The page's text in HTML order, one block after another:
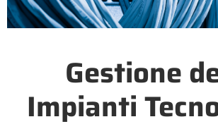
Gestione
Impianti